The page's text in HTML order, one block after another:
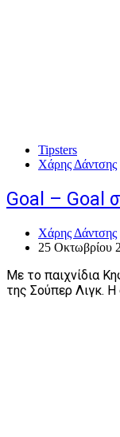
Tipsters
Χάρης Δάντσης
Goal – Goal
Χάρης Δάντσης
25 Οκτωβρίου
Με το παιχνίδια
της Σούπερ Λιγκ. Η